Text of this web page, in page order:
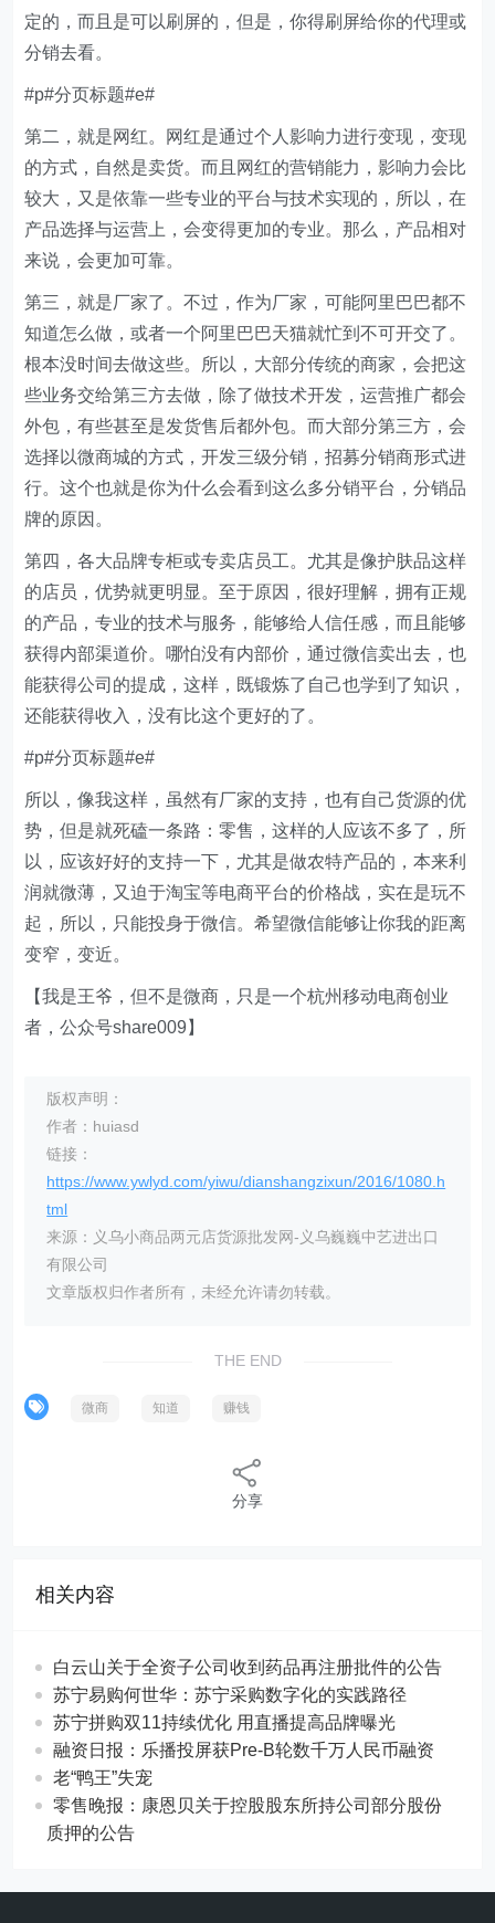
定的，而且是可以刷屏的，但是，你得刷屏给你的代理或
分销去看。
#p#分页标题#e#
第二，就是网红。网红是通过个人影响力进行变现，变现
的方式，自然是卖货。而且网红的营销能力，影响力会比
较大，又是依靠一些专业的平台与技术实现的，所以，在
产品选择与运营上，会变得更加的专业。那么，产品相对
来说，会更加可靠。
第三，就是厂家了。不过，作为厂家，可能阿里巴巴都不
知道怎么做，或者一个阿里巴巴天猫就忙到不可开交了。
根本没时间去做这些。所以，大部分传统的商家，会把这
些业务交给第三方去做，除了做技术开发，运营推广都会
外包，有些甚至是发货售后都外包。而大部分第三方，会
选择以微商城的方式，开发三级分销，招募分销商形式进
行。这个也就是你为什么会看到这么多分销平台，分销品
牌的原因。
第四，各大品牌专柜或专卖店员工。尤其是像护肤品这样
的店员，优势就更明显。至于原因，很好理解，拥有正规
的产品，专业的技术与服务，能够给人信任感，而且能够
获得内部渠道价。哪怕没有内部价，通过微信卖出去，也
能获得公司的提成，这样，既锻炼了自己也学到了知识，
还能获得收入，没有比这个更好的了。
#p#分页标题#e#
所以，像我这样，虽然有厂家的支持，也有自己货源的优
势，但是就死磕一条路：零售，这样的人应该不多了，所
以，应该好好的支持一下，尤其是做农特产品的，本来利
润就微薄，又迫于淘宝等电商平台的价格战，实在是玩不
起，所以，只能投身于微信。希望微信能够让你我的距离
变窄，变近。
【我是王爷，但不是微商，只是一个杭州移动电商创业
者，公众号share009】
版权声明：
作者：huiasd
链接：
https://www.ywlyd.com/yiwu/dianshangzixun/2016/1080.h
tml
来源：义乌小商品两元店货源批发网-义乌巍巍中艺进出口
有限公司
文章版权归作者所有，未经允许请勿转载。
THE END
微商 知道 赚钱
分享
相关内容
白云山关于全资子公司收到药品再注册批件的公告
苏宁易购何世华：苏宁采购数字化的实践路径
苏宁拼购双11持续优化 用直播提高品牌曝光
融资日报：乐播投屏获Pre-B轮数千万人民币融资
老“鸭王”失宠
零售晚报：康恩贝关于控股股东所持公司部分股份
质押的公告